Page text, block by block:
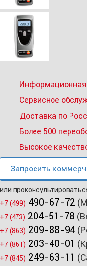
Сервисное
Доставка по
Более 500
Высокое
Запросить
или
+7 (499) 490-67-72
+7 (473) 204-51-78
+7 (863) 209-88-94
+7 (861) 203-40-01
+7 (845) 249-63-11